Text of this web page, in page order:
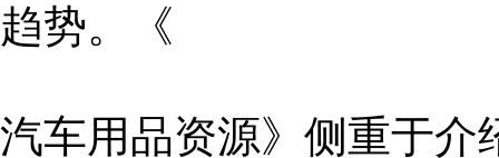
趋势。《
汽车用品资源》侧重于介